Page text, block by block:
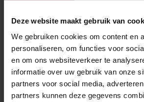
Deze website maakt gebruik van
We gebruiken cookies om content en
personaliseren, om functies voor
en om ons websiteverkeer te
informatie over uw gebruik van onze
partners voor social media,
partners kunnen deze gegevens
Verrot handige trends